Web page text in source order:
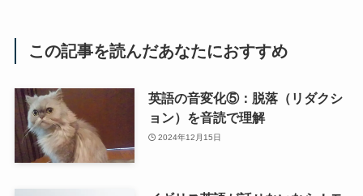
この記事を読んだあなたにおすすめ
英語の音変化⑤：脱落（リダクシ
ョン）を音読で理解
2024年12月15日